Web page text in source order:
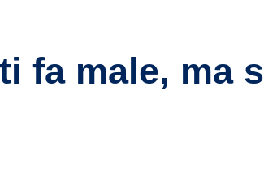
fa male, ma